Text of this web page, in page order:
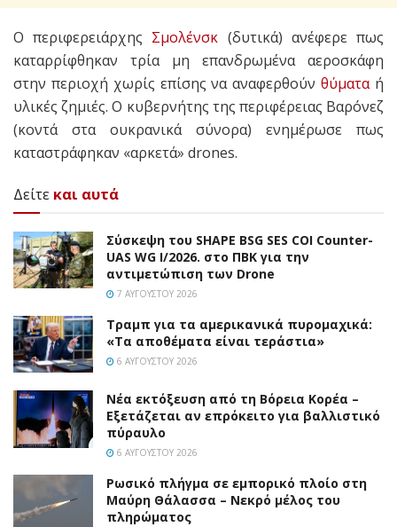
Ο περιφερειάρχης Σμολένσκ (δυτικά) ανέφερε πως
καταρρίφθηκαν τρία μη επανδρωμένα αεροσκάφη
στην περιοχή χωρίς επίσης να αναφερθούνθύματαή
υλικές ζημιές. Ο κυβερνήτης της περιφέρειας Βαρόνεζ
(κοντά στα ουκρανικά σύνορα) ενημέρωσε πως
καταστράφηκαν «αρκετά» drones.
Δείτε και αυτά
Σύσκεψη του SHAPE BSG SES COI Counter-
UAS WG I/2026. στο ΠΒΚ για την
αντιμετώπιση των Drone
7 ΑΥΓΟΎΣΤΟΥ 2026
Τραμπ για τα αμερικανικά πυρομαχικά:
«Τα αποθέματα είναι τεράστια»
6 ΑΥΓΟΎΣΤΟΥ 2026
Νέα εκτόξευση από τη Βόρεια Κορέα –
Εξετάζεται αν επρόκειτο για βαλλιστικό
πύραυλο
6 ΑΥΓΟΎΣΤΟΥ 2026
Ρωσικό πλήγμα σε εμπορικό πλοίο στη
Μαύρη Θάλασσα – Νεκρό μέλος του
πληρώματος